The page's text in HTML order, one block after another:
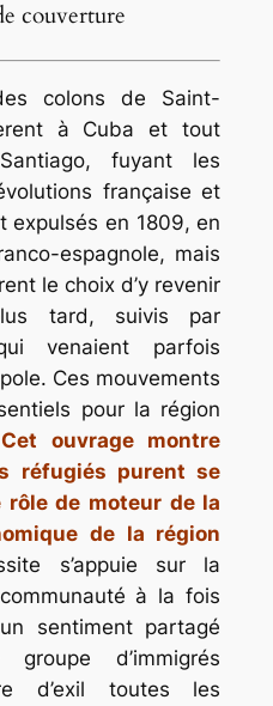
couverture
colons de Saint-
à Cuba et tout
fuyant les
française et
expulsés en 1809, en
espagnole, mais
le choix d’y revenir
tard, suivis par
venaient parfois
Ces mouvements
pour la région
Cet ouvrage montre
réfugiés purent se
de moteur de la
de la région
s’appuie sur la
à la fois
sentiment partagé
d’immigrés
d’exil toutes les